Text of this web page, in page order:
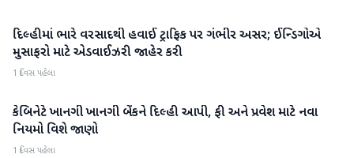
રાષ્ટ્રીય
દિલ્હીમાં ભારે વરસાદથી હવાઈ ટ્રાફિક પર ગંભીર અસર; ઈન્ડિગોએ
મુસાફરો માટે એડવાઈઝરી જાહેર કરી
1 દિવસ પહેલા
રાષ્ટ્રીય
કેબિનેટે ખાનગી ખાનગી બેંકને દિલ્હી આપી, ફી અને પ્રવેશ માટે નવા
નિયમો વિશે જાણો
1 દિવસ પહેલા